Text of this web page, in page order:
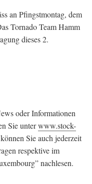
an Pfingstmontag, dem
Tornado Team Hamm
dieses 2.
oder Informationen
Sie unterwww.stock-
Sie auch jederzeit
respektive im
nachlesen.